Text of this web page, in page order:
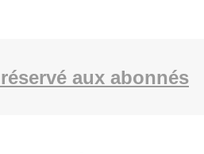
aux abonnés